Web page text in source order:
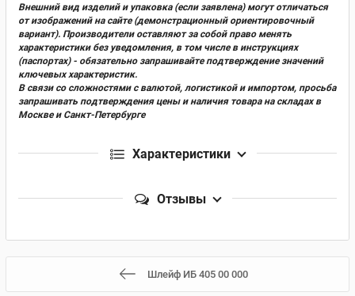
Внешний вид изделий и упаковка (если заявлена) могут отличаться
от изображений на сайте (демонстрационный ориентировочный
вариант). Производители оставляют за собой право менять
характеристики без уведомления, в том числе в инструкциях
(паспортах) - обязательно запрашивайте подтверждение значений
ключевых характеристик.
В связи со сложностями с валютой, логистикой и импортом, просьба
запрашивать подтверждения цены и наличия товара на складах в
Москве и Санкт-Петербурге
Характеристики
Отзывы
Шлейф ИБ 405 00 000